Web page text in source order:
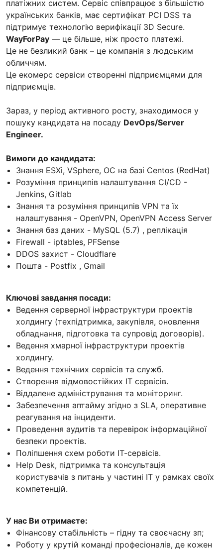
платіжних систем. Сервіс співпрацює з більшістю
українських банків, має сертифікат PCI DSS та
підтримує технологію верифікації 3D Secure.
WayForPay — це більше, ніж просто платежі.
Це не безликий банк – це компанія з людським
обличчям.
Це екомерс сервіси створенні підприємцями для
підприємців.
Зараз, у період активного росту, знаходимося у
пошуку кандидата на посаду DevOps/Server
Engineer.
Вимоги до кандидата:
Знання ESXi, VSphere, ОС на базі Centos (RedHat)
Розуміння принципів налаштування CI/CD -
Jenkins, Gitlab
Знання та розуміння принципів VPN та їх
налаштування - OpenVPN, OpenVPN Access Server
Знання баз даних - MySQL (5.7) , реплікація
Firewall - iptables, PFSense
DDOS захист - Cloudflare
Пошта - Postfix , Gmail
Ключові завдання посади:
Ведення серверної інфраструктури проектів
холдингу (техпідтримка, закупівля, оновлення
обладнання, підготовка та супровід договорів).
Ведення хмарної інфраструктури проектів
холдингу.
Ведення технічних сервісів та служб.
Створення відмовостійких ІТ сервісів.
Віддалене адміністрування та моніторинг.
Забезпечення аптайму згідно з SLA, оперативне
реагування на інциденти.
Проведення аудитів та перевірок інформаційної
безпеки проектів.
Поліпшення схем роботи ІТ-сервісів.
Help Desk, підтримка та консультація
користувачів з питань у частині ІТ у рамках своїх
компетенцій.
У нас Ви отримаєте:
Фінансову стабільність – гідну та своєчасну зп;
Роботу у крутій команді професіоналів, де кожен